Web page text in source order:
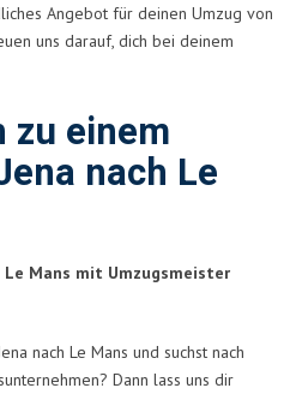
Angebot für deinen Umzug von
uns darauf, dich bei deinem
zu einem
nach Le
Le Mans mit Umzugsmeister
nach Le Mans und suchst nach
Dann lass uns dir